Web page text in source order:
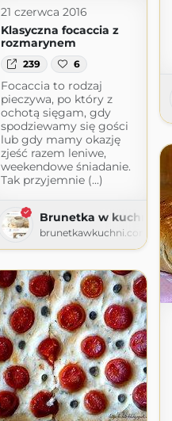
21 czerwca 2016
Klasyczna focaccia z
rozmarynem
239 6
Focaccia to rodzaj
pieczywa, po który z
ochotą sięgam, gdy
spodziewamy się gości
lub gdy mamy okazję
zjeść razem leniwe,
weekendowe śniadanie.
Tak przyjemnie (...)
Brunetka w kuchni
brunetkawkuchni.com